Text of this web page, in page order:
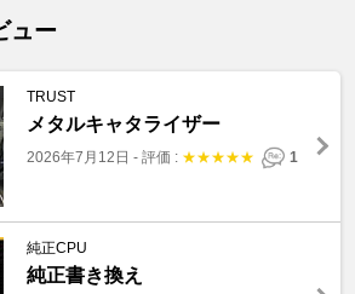
ュー
TRUST
メタルキャタライザー
2026年7月12日 - 評価 : ★★★★★ 1
純正CPU
純正書き換え